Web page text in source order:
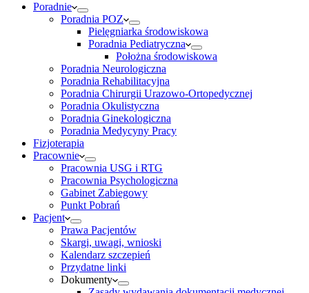
Poradnie
Poradnia POZ
Pielęgniarka środowiskowa
Poradnia Pediatryczna
Położna środowiskowa
Poradnia Neurologiczna
Poradnia Rehabilitacyjna
Poradnia Chirurgii Urazowo-Ortopedycznej
Poradnia Okulistyczna
Poradnia Ginekologiczna
Poradnia Medycyny Pracy
Fizjoterapia
Pracownie
Pracownia USG i RTG
Pracownia Psychologiczna
Gabinet Zabiegowy
Punkt Pobrań
Pacjent
Prawa Pacjentów
Skargi, uwagi, wnioski
Kalendarz szczepień
Przydatne linki
Dokumenty